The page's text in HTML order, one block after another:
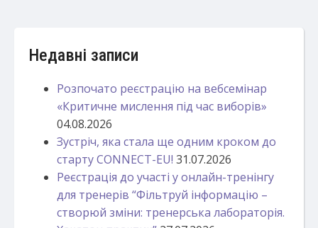
Недавні записи
Розпочато реєстрацію на вебсемінар
«Критичне мислення під час виборів»
04.08.2026
Зустріч, яка стала ще одним кроком до
старту CONNECT-EU! 31.07.2026
Реєстрація до участі у онлайн-тренінгу
для тренерів “Фільтруй інформацію –
створюй зміни: тренерська лабораторія.